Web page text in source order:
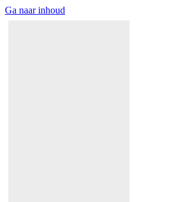
Ga naar inhoud